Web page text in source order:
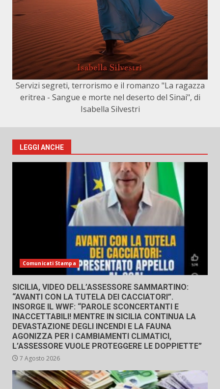
Servizi segreti, terrorismo e il romanzo "La ragazza
eritrea - Sangue e morte nel deserto del Sinai", di
Isabella Silvestri
LEGGI ANCHE
Comunicati Stampa
SICILIA, VIDEO DELL’ASSESSORE SAMMARTINO:
“AVANTI CON LA TUTELA DEI CACCIATORI”.
INSORGE IL WWF: “PAROLE SCONCERTANTI E
INACCETTABILI! MENTRE IN SICILIA CONTINUA LA
DEVASTAZIONE DEGLI INCENDI E LA FAUNA
AGONIZZA PER I CAMBIAMENTI CLIMATICI,
L’ASSESSORE VUOLE PROTEGGERE LE DOPPIETTE”
7 Agosto 2026